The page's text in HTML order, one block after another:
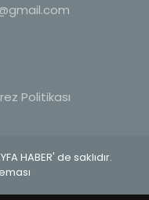
Politikası
HABER' de saklıdır.